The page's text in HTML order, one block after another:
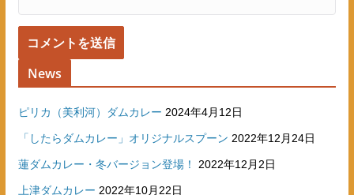
News
ピリカ（美利河）ダムカレー 2024年4月12日
「したらダムカレー」オリジナルスプーン 2022年12月24日
蓮ダムカレー・冬バージョン登場！ 2022年12月2日
上津ダムカレー 2022年10月22日